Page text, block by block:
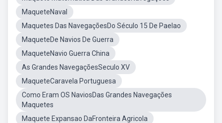
MaqueteNaval
Maquetes Das NavegaçõesDo Século 15 De Paelao
MaqueteDe Navios De Guerra
MaqueteNavio Guerra China
As Grandes NavegaçõesSeculo XV
MaqueteCaravela Portuguesa
Como Eram OS NaviosDas Grandes Navegações
Maquetes
Maquete Expansao DaFronteira Agricola